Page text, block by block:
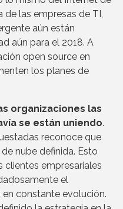
de las empresas de TI,
aún están
aún para el 2018. A
open source en
los planes de
organizaciones las
se están uniendo.
reconoce que
nube definida. Esto
clientes empresariales
el
constante evolución.